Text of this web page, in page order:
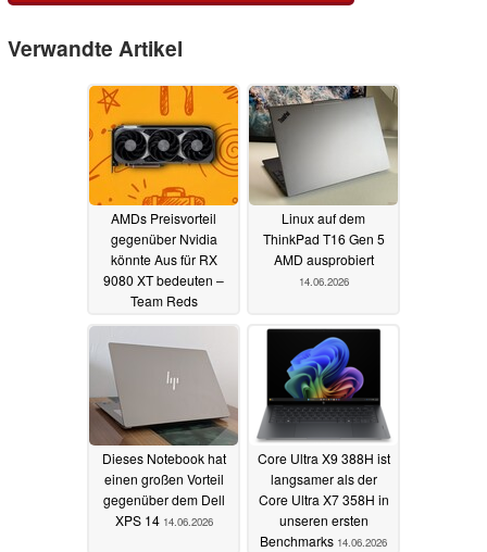
Verwandte Artikel
AMDs Preisvorteil
gegenüber Nvidia
könnte Aus für RX
9080 XT bedeuten –
Team Reds
Super-Killer
Linux auf dem
ThinkPad T16 Gen 5
AMD ausprobiert
14.06.2026
Dieses Notebook hat
einen großen Vorteil
gegenüber dem Dell
XPS 14 14.06.2026
Core Ultra X9 388H ist
langsamer als der
Core Ultra X7 358H in
unseren ersten
Benchmarks 14.06.2026